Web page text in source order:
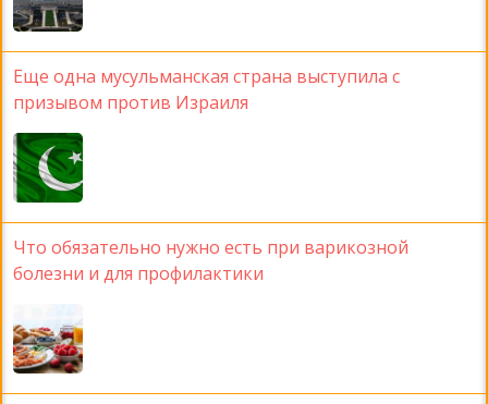
Еще одна мусульманская страна выступила с
призывом против Израиля
Что обязательно нужно есть при варикозной
болезни и для профилактики